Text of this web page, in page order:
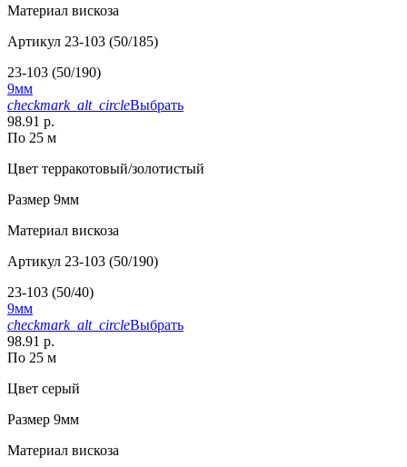
Материал вискоза
Артикул 23-103 (50/185)
23-103 (50/190)
9мм
checkmark_alt_circleВыбрать
98.91 р.
По 25 м
Цвет терракотовый/золотистый
Размер 9мм
Материал вискоза
Артикул 23-103 (50/190)
23-103 (50/40)
9мм
checkmark_alt_circleВыбрать
98.91 р.
По 25 м
Цвет серый
Размер 9мм
Материал вискоза